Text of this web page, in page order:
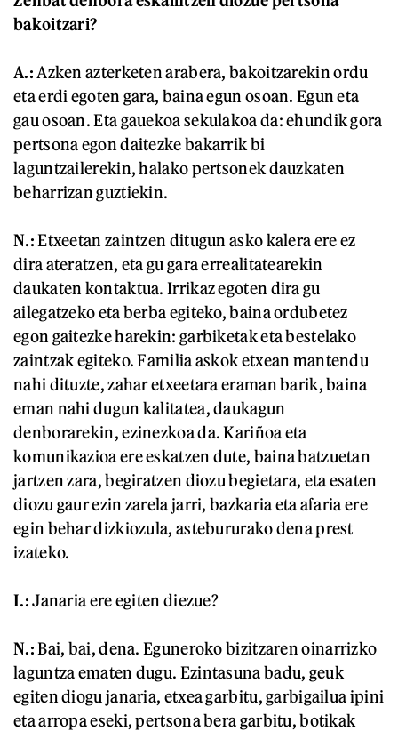
bakoitzari?
A.: Azken azterketen arabera, bakoitzarekin ordu
eta erdi egoten gara, baina egun osoan. Egun eta
gau osoan. Eta gauekoa sekulakoa da: ehundik gora
pertsona egon daitezke bakarrik bi
laguntzailerekin, halako pertsonek dauzkaten
beharrizan guztiekin.
N.:Etxeetan zaintzen ditugun asko kalera ere ez
dira ateratzen, eta gu gara errealitatearekin
daukaten kontaktua. Irrikaz egoten dira gu
ailegatzeko eta berba egiteko, baina ordubetez
egon gaitezke harekin: garbiketak eta bestelako
zaintzak egiteko. Familia askok etxean mantendu
nahi dituzte, zahar etxeetara eraman barik, baina
eman nahi dugun kalitatea, daukagun
denborarekin, ezinezkoa da. Kariñoa eta
komunikazioa ere eskatzen dute, baina batzuetan
jartzen zara, begiratzen diozu begietara, eta esaten
diozu gaur ezin zarela jarri, bazkaria eta afaria ere
egin behar dizkiozula, astebururako dena prest
izateko.
I.:Janaria ere egiten diezue?
N.:Bai, bai, dena. Eguneroko bizitzaren oinarrizko
laguntza ematen dugu. Ezintasuna badu, geuk
egiten diogu janaria, etxea garbitu, garbigailua ipini
eta arropa eseki, pertsona bera garbitu, botikak